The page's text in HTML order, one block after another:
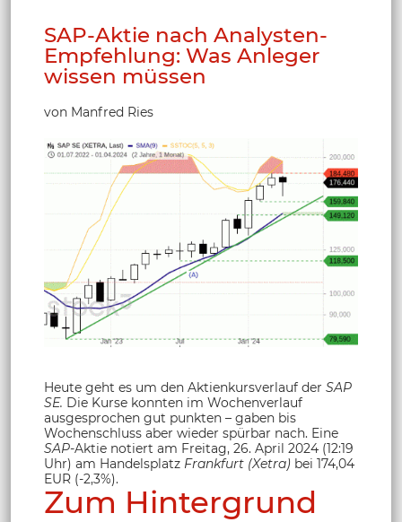
SAP-Aktie nach Analysten-
Empfehlung: Was Anleger
wissen müssen
von Manfred Ries
Heute geht es um den Aktienkursverlauf der SAP
SE. Die Kurse konnten im Wochenverlauf
ausgesprochen gut punkten – gaben bis
Wochenschluss aber wieder spürbar nach. Eine
SAP-Aktie notiert am Freitag, 26. April 2024 (12:19
Uhr) am Handelsplatz Frankfurt (Xetra) bei 174,04
EUR (-2,3%).
Zum Hintergrund